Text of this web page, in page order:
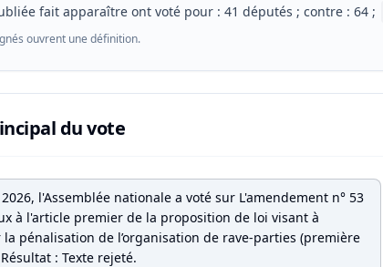
fait apparaître ont voté pour : 41 députés ; contre : 64 ;
ouvrent une définition.
du vote
l'Assemblée nationale a voté sur L'amendement n° 53
à l'article premier de la proposition de loi visant à
pénalisation de l’organisation de rave-parties (première
: Texte rejeté.